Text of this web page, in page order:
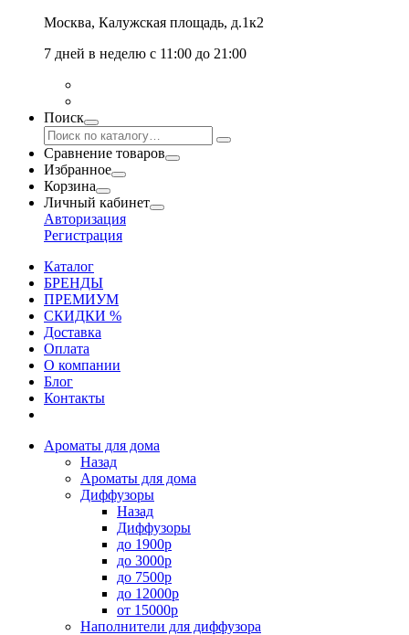
Москва, Калужская площадь, д.1к2
7 дней в неделю с 11:00 до 21:00
Поиск
Сравнение товаров
Избранное
Корзина
Личный кабинет
Авторизация
Регистрация
Каталог
БРЕНДЫ
ПРЕМИУМ
СКИДКИ %
Доставка
Оплата
О компании
Блог
Контакты
Ароматы для дома
Назад
Ароматы для дома
Диффузоры
Назад
Диффузоры
до 1900р
до 3000р
до 7500р
до 12000р
от 15000р
Наполнители для диффузора